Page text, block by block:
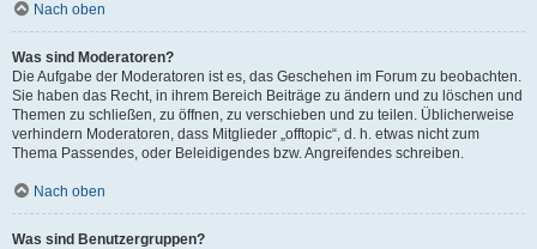
Nach oben
Was sind Moderatoren?
Die Aufgabe der Moderatoren ist es, das Geschehen im Forum zu beobachten.
Sie haben das Recht, in ihrem Bereich Beiträge zu ändern und zu löschen und
Themen zu schließen, zu öffnen, zu verschieben und zu teilen. Üblicherweise
verhindern Moderatoren, dass Mitglieder „offtopic“, d. h. etwas nicht zum
Thema Passendes, oder Beleidigendes bzw. Angreifendes schreiben.
Nach oben
Was sind Benutzergruppen?